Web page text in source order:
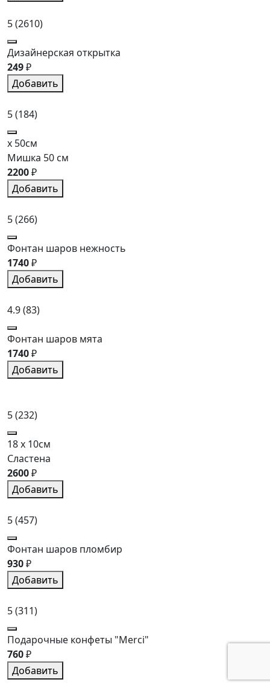
5(2610)
Дизайнерская открытка
249₽
Добавить
5(184)
x 50см
Мишка 50 см
2200₽
Добавить
5(266)
Фонтан шаров нежность
1740₽
Добавить
4.9(83)
Фонтан шаров мята
1740₽
Добавить
5(232)
18 x 10см
Сластена
2600₽
Добавить
5(457)
Фонтан шаров пломбир
930₽
Добавить
5(311)
Подарочные конфеты "Merci"
760₽
Добавить